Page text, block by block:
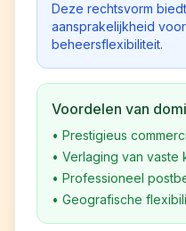
Deze rechtsvorm
aansprakelijkheid
beheersflexibiliteit.
Voordelen van
• Prestigieus
• Verlaging van vaste
• Professioneel
• Geografische